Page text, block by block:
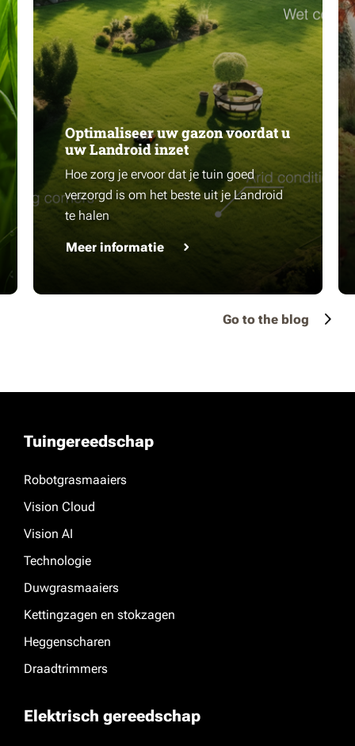
Optimaliseer uw gazon voordat u
uw Landroid inzet
Hoe zorg je ervoor dat je tuin goed
verzorgd is om het beste uit je Landroid
te halen
Meer informatie
Go to the blog
Tuingereedschap
Robotgrasmaaiers
Vision Cloud
Vision AI
Technologie
Duwgrasmaaiers
Kettingzagen en stokzagen
Heggenscharen
Draadtrimmers
Elektrisch gereedschap